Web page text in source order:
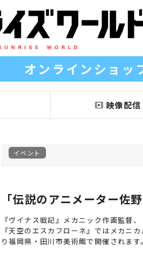
オンラインショッ
映像配信
イベント
「伝説のアニメーター佐
『ヴイナス戦記』メカニック作画監督
『天空のエスカフローネ』ではメカニ
り福岡県・田川市美術館で開催されます。